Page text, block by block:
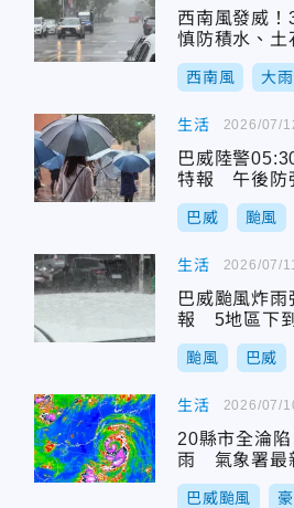
西南風發威
慎防積水、土
西南風 大
生活
巴威陸警
特報 午後防
巴威 颱風
2026/07/
生活
巴威颱風炸
報 5地區下
颱風 巴威
2026/07/
生活
20縣市全淪
雨 氣象署最
巴威颱風
2026/07/